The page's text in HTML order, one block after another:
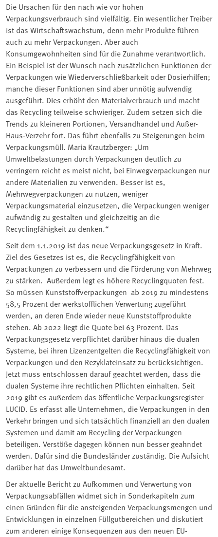
Die Ursachen für den nach wie vor hohen
Verpackungsverbrauch sind vielfältig. Ein wesentlicher Treiber
ist das Wirtschaftswachstum, denn mehr Produkte führen
auch zu mehr Verpackungen. Aber auch
Konsumgewohnheiten sind für die Zunahme verantwortlich.
Ein Beispiel ist der Wunsch nach zusätzlichen Funktionen der
Verpackungen wie Wiederverschließbarkeit oder Dosierhilfen;
manche dieser Funktionen sind aber unnötig aufwendig
ausgeführt. Dies erhöht den Materialverbrauch und macht
das Recycling teilweise schwieriger. Zudem setzen sich die
Trends zu kleineren Portionen, Versandhandel und Außer-
Haus-Verzehr fort. Das führt ebenfalls zu Steigerungen beim
Verpackungsmüll. Maria Krautzberger: „Um
Umweltbelastungen durch Verpackungen deutlich zu
verringern reicht es meist nicht, bei Einwegverpackungen nur
andere Materialien zu verwenden. Besser ist es,
Mehrwegverpackungen zu nutzen, weniger
Verpackungsmaterial einzusetzen, die Verpackungen weniger
aufwändig zu gestalten und gleichzeitig an die
Recyclingfähigkeit zu denken.“
Seit dem 1.1.2019 ist das neue Verpackungsgesetz in Kraft.
Ziel des Gesetzes ist es, die Recyclingfähigkeit von
Verpackungen zu verbessern und die Förderung von Mehrweg
zu stärken. Außerdem legt es höhere Recyclingquoten fest.
So müssen Kunststoffverpackungen ab 2019 zu mindestens
58,5 Prozent der werkstofflichen Verwertung zugeführt
werden, an deren Ende wieder neue Kunststoffprodukte
stehen. Ab 2022 liegt die Quote bei 63 Prozent. Das
Verpackungsgesetz verpflichtet darüber hinaus die dualen
Systeme, bei ihren Lizenzentgelten die Recyclingfähigkeit von
Verpackungen und den Rezyklateinsatz zu berücksichtigen.
Jetzt muss entschlossen darauf geachtet werden, dass die
dualen Systeme ihre rechtlichen Pflichten einhalten. Seit
2019 gibt es außerdem das öffentliche Verpackungsregister
LUCID. Es erfasst alle Unternehmen, die Verpackungen in den
Verkehr bringen und sich tatsächlich finanziell an den dualen
Systemen und damit am Recycling der Verpackungen
beteiligen. Verstöße dagegen können nun besser geahndet
werden. Dafür sind die Bundesländer zuständig. Die Aufsicht
darüber hat das Umweltbundesamt.
Der aktuelle Bericht zu Aufkommen und Verwertung von
Verpackungsabfällen widmet sich in Sonderkapiteln zum
einen Gründen für die ansteigenden Verpackungsmengen und
Entwicklungen in einzelnen Füllgutbereichen und diskutiert
zum anderen einige Konsequenzen aus den neuen EU-